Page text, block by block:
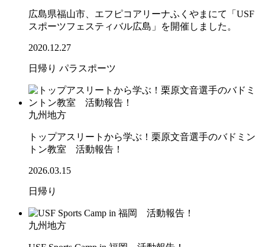
広島県福山市、エフピコアリーナふくやまにて「USF
スポーツフェスティバル広島」を開催しました。
2020.12.27
日帰り パラスポーツ
九州地方
トップアスリートから学ぶ！栗原文音選手のバドミン
トン教室 活動報告！
2026.03.15
日帰り
九州地方